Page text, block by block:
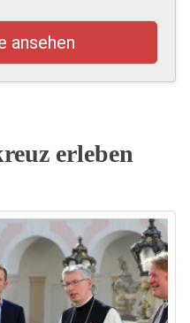
ansehen
erleben